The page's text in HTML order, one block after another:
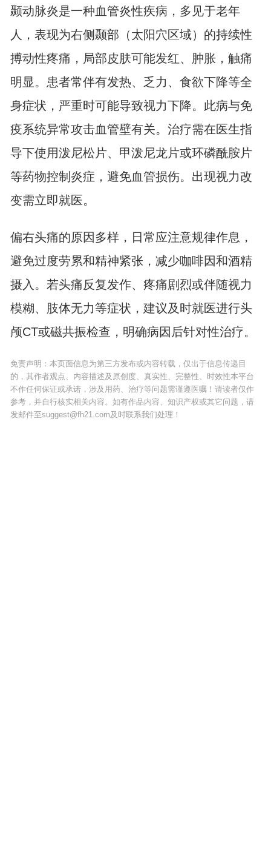
颞动脉炎是一种血管炎性疾病，多见于老年
人，表现为右侧颞部（太阳穴区域）的持续性
搏动性疼痛，局部皮肤可能发红、肿胀，触痛
明显。患者常伴有发热、乏力、食欲下降等全
身症状，严重时可能导致视力下降。此病与免
疫系统异常攻击血管壁有关。治疗需在医生指
导下使用泼尼松片、甲泼尼龙片或环磷酰胺片
等药物控制炎症，避免血管损伤。出现视力改
变需立即就医。
偏右头痛的原因多样，日常应注意规律作息，
避免过度劳累和精神紧张，减少咖啡因和酒精
摄入。若头痛反复发作、疼痛剧烈或伴随视力
模糊、肢体无力等症状，建议及时就医进行头
颅CT或磁共振检查，明确病因后针对性治疗。
免责声明：本页面信息为第三方发布或内容转载，仅出于信息传递目
的，其作者观点、内容描述及原创度、真实性、完整性、时效性本平台
不作任何保证或承诺，涉及用药、治疗等问题需谨遵医嘱！请读者仅作
参考，并自行核实相关内容。如有作品内容、知识产权或其它问题，请
发邮件至suggest@fh21.com及时联系我们处理！